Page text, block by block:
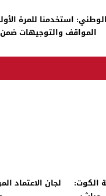
استخدمنا للمرة
المواقف والتوجيهات ضمن
الكوت:
لجان الاعتماد